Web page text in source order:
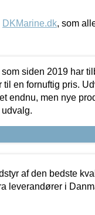
DKMarine.dk, som
siden 2019 har
en fornuftig pris.
endnu, men nye
af den bedste
leverandører i